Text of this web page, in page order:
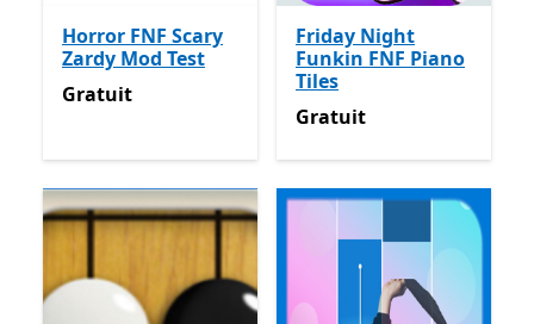
Horror FNF Scary
Zardy Mod Test
Gratuit
Gratuit
Friday Night
Funkin FNF Piano
Tiles
Gratuit
Gratuit